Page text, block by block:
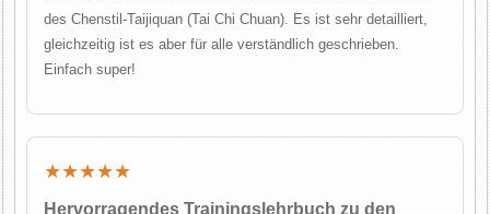
des Chenstil-Taijiquan (Tai Chi Chuan). Es ist sehr detailliert,
gleichzeitig ist es aber für alle verständlich geschrieben.
Einfach super!
★★★★★
Hervorragendes Trainingslehrbuch zu den